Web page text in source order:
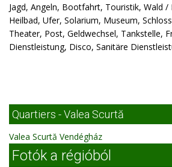
Jagd, Angeln, Bootfahrt, Touristik, Wald /
Heilbad, Ufer, Solarium, Museum,
Theater, Post, Geldwechsel, Tankstelle,
Dienstleistung, Disco, Sanitäre
Quartiers - Valea Scurtă
Valea Scurtă Vendégház
Fotók a régióból